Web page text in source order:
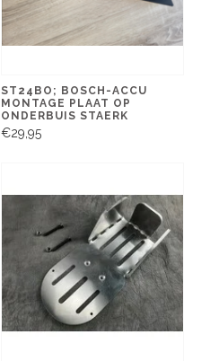
ST24BO; BOSCH-ACCU
MONTAGE PLAAT OP
ONDERBUIS STAERK
€29,95